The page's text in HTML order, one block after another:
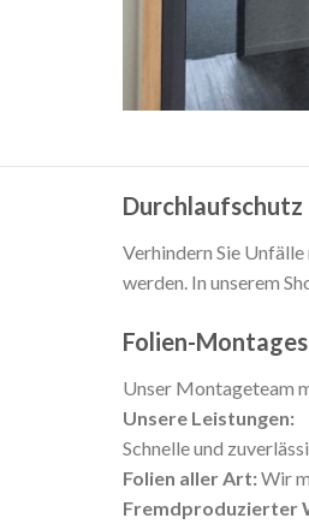
Verhindern Sie
werden. In unserem
Folien-
Unser Montageteam
Unsere Leistungen:
Schnelle und
Folien aller Art:Wir
Fremdproduzierter